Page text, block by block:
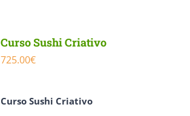
variants.
may
Curso Sushi Criativo
725.00€
Curso Sushi Criativo